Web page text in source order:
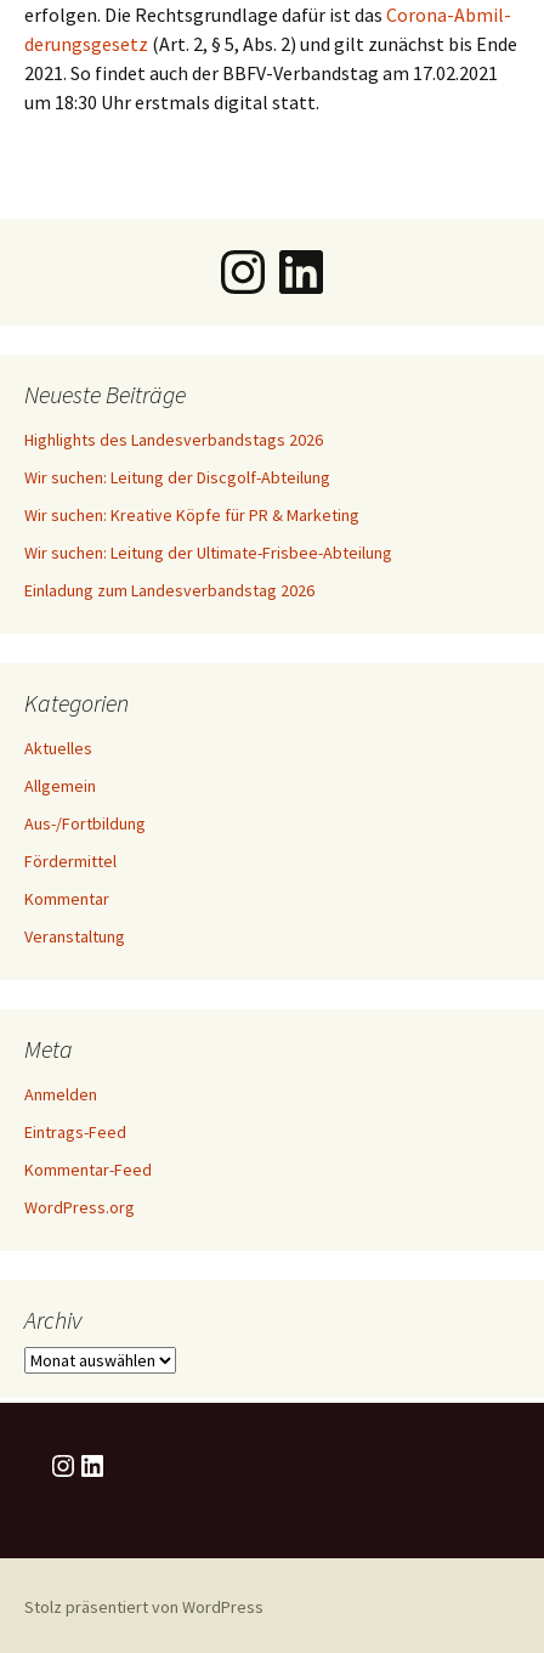
erfol­gen. Die Rechts­grund­la­ge dafür ist das Coro­na-Abmil­
de­rungs­ge­setz (Art. 2, § 5, Abs. 2) und gilt zunächst bis Ende
2021. So fin­det auch der BBFV-Ver­bands­tag am 17.02.2021
um 18:30 Uhr erst­mals digi­tal statt.
Instagram
LinkedIn
Neueste Beiträge
Highlights des Landesverbandstags 2026
Wir suchen: Leitung der Discgolf-Abteilung
Wir suchen: Kreative Köpfe für PR & Marketing
Wir suchen: Leitung der Ultimate-Frisbee-Abteilung
Einladung zum Landesverbandstag 2026
Kategorien
Aktuelles
Allgemein
Aus-/Fortbildung
Fördermittel
Kommentar
Veranstaltung
Meta
Anmelden
Eintrags-Feed
Kommentar-Feed
WordPress.org
Archiv
Archiv
Instagram
LinkedIn
Stolz präsentiert von WordPress